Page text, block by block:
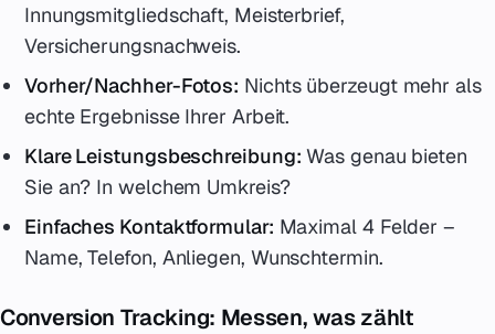
Innungsmitgliedschaft, Meisterbrief,
Versicherungsnachweis.
Vorher/Nachher-Fotos: Nichts überzeugt mehr als
echte Ergebnisse Ihrer Arbeit.
Klare Leistungsbeschreibung: Was genau bieten
Sie an? In welchem Umkreis?
Einfaches Kontaktformular: Maximal 4 Felder –
Name, Telefon, Anliegen, Wunschtermin.
Conversion Tracking: Messen, was zählt